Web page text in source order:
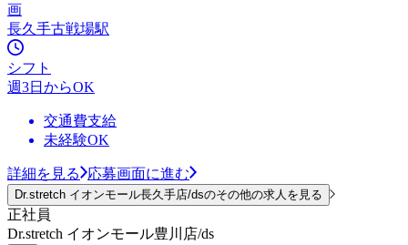
画
長久手古戦場駅
シフト
週3日からOK
交通費支給
未経験OK
詳細を見る 応募画面に進む
Dr.stretch イオンモール長久手店/dsのその他の求人を見る
正社員
Dr.stretch イオンモール豊川店/ds